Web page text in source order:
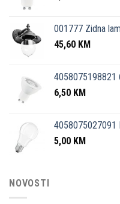
001777 Zidna
45,60 KM
4058075198821
6,50 KM
4058075027091
5,00 KM
NOVOSTI